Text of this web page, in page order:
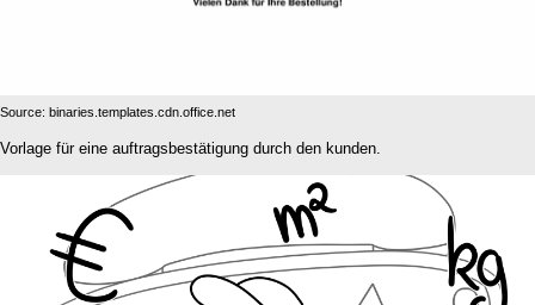
Source: binaries.templates.cdn.office.net
Vorlage für eine auftragsbestätigung durch den kunden.